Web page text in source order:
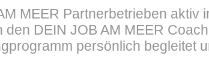
MEER Partnerbetrieben aktiv
DEIN JOB AM MEER
persönlich begleitet